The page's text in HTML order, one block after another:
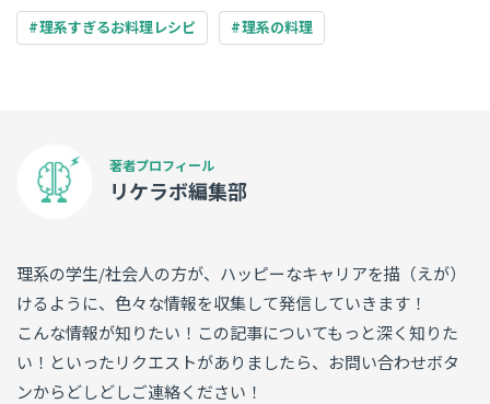
理系すぎるお料理レシピ 理系の料理
リケラボ編集部
理系の学生/社会人の方が、ハッピーなキャリアを描（えが）
けるように、色々な情報を収集して発信していきます！
こんな情報が知りたい！この記事についてもっと深く知りた
い！といったリクエストがありましたら、お問い合わせボタ
ンからどしどしご連絡ください！